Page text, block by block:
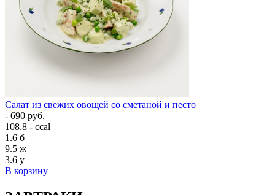
Салат из свежих овощей со сметаной и песто
- 690 руб.
108.8 - ccal
1.6 б
9.5 ж
3.6 у
В корзину